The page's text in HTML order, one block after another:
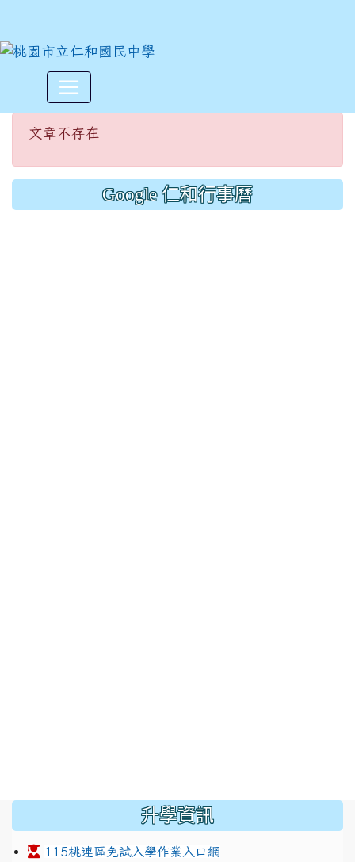
文章不存在
文章不存在
Google 仁和行事曆
升學資訊
115桃連區免試入學作業入口網